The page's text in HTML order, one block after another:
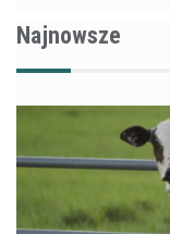
Najnowsze